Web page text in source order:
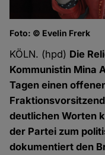
Foto: © Evelin Frerk
KÖLN. (hpd) Die
Kommunistin Mina
Tagen einen
deutlichen Worten
der Partei zum
dokumentiert den